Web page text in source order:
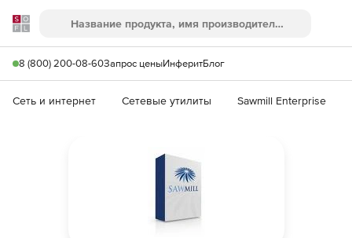
Softline
Поиск
8 (800) 200-08-60Запрос ценыИнферитБлог
Сеть и интернет Сетевые утилиты Sawmill Enterprise